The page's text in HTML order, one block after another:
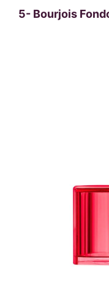
5- Bourjois